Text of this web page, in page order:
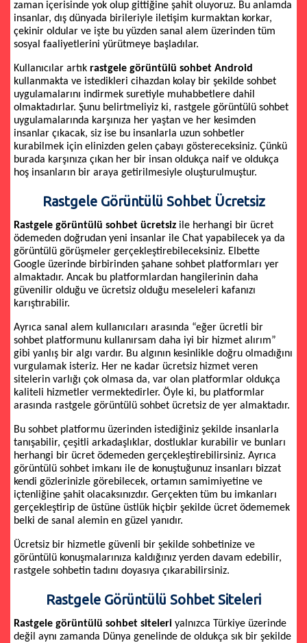
zaman içerisinde yok olup gittiğine şahit oluyoruz. Bu anlamda
insanlar, dış dünyada birileriyle iletişim kurmaktan korkar,
çekinir oldular ve işte bu yüzden sanal alem üzerinden tüm
sosyal faaliyetlerini yürütmeye başladılar.
Kullanıcılar artık rastgele görüntülü sohbet Android
kullanmakta ve istedikleri cihazdan kolay bir şekilde sohbet
uygulamalarını indirmek suretiyle muhabbetlere dahil
olmaktadırlar. Şunu belirtmeliyiz ki, rastgele görüntülü sohbet
uygulamalarında karşınıza her yaştan ve her kesimden
insanlar çıkacak, siz ise bu insanlarla uzun sohbetler
kurabilmek için elinizden gelen çabayı göstereceksiniz. Çünkü
burada karşınıza çıkan her bir insan oldukça naif ve oldukça
hoş insanların bir araya getirilmesiyle oluşturulmuştur.
Rastgele Görüntülü Sohbet Ücretsiz
Rastgele görüntülü sohbet ücretsiz ile herhangi bir ücret
ödemeden doğrudan yeni insanlar ile Chat yapabilecek ya da
görüntülü görüşmeler gerçekleştirebileceksiniz. Elbette
Google üzerinde birbirinden şahane sohbet platformları yer
almaktadır. Ancak bu platformlardan hangilerinin daha
güvenilir olduğu ve ücretsiz olduğu meseleleri kafanızı
karıştırabilir.
Ayrıca sanal alem kullanıcıları arasında “eğer ücretli bir
sohbet platformunu kullanırsam daha iyi bir hizmet alırım”
gibi yanlış bir algı vardır. Bu algının kesinlikle doğru olmadığını
vurgulamak isteriz. Her ne kadar ücretsiz hizmet veren
sitelerin varlığı çok olmasa da, var olan platformlar oldukça
kaliteli hizmetler vermektedirler. Öyle ki, bu platformlar
arasında rastgele görüntülü sohbet ücretsiz de yer almaktadır.
Bu sohbet platformu üzerinden istediğiniz şekilde insanlarla
tanışabilir, çeşitli arkadaşlıklar, dostluklar kurabilir ve bunları
herhangi bir ücret ödemeden gerçekleştirebilirsiniz. Ayrıca
görüntülü sohbet imkanı ile de konuştuğunuz insanları bizzat
kendi gözlerinizle görebilecek, ortamın samimiyetine ve
içtenliğine şahit olacaksınızdır. Gerçekten tüm bu imkanları
gerçekleştirip de üstüne üstlük hiçbir şekilde ücret ödememek
belki de sanal alemin en güzel yanıdır.
Ücretsiz bir hizmetle güvenli bir şekilde sohbetinize ve
görüntülü konuşmalarınıza kaldığınız yerden davam edebilir,
rastgele sohbetin tadını doyasıya çıkarabilirsiniz.
Rastgele Görüntülü Sohbet Siteleri
Rastgele görüntülü sohbet siteleri yalnızca Türkiye üzerinde
değil aynı zamanda Dünya genelinde de oldukça sık bir şekilde